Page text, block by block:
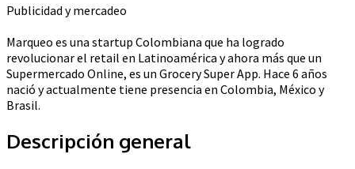
Publicidad y mercadeo
Marqueo es una startup Colombiana que ha logrado
revolucionar el retail en Latinoamérica y ahora más que un
Supermercado Online, es un Grocery Super App. Hace 6 años
nació y actualmente tiene presencia en Colombia, México y
Brasil.
Descripción general